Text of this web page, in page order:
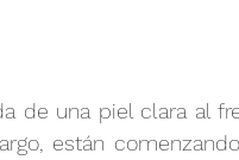
de una piel clara al
están